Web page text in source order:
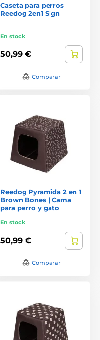
Caseta para perros
Reedog 2en1 Sign
En stock
50,99 €
Comparar
Reedog Pyramida 2 en 1
Brown Bones | Cama
para perro y gato
En stock
50,99 €
Comparar